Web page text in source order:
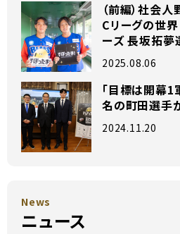
（前編）社会
Cリーグの世
ーズ 長坂拓
独占インタビュ
2025.08.06
「目標は開幕1
名の町田選手
2024.11.20
News
ニュース